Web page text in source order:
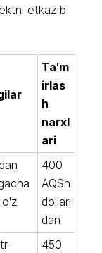
etkazib
Ta'm
irlas
h
narxl
ari
o'z
400
AQSh
dollari
dan
450